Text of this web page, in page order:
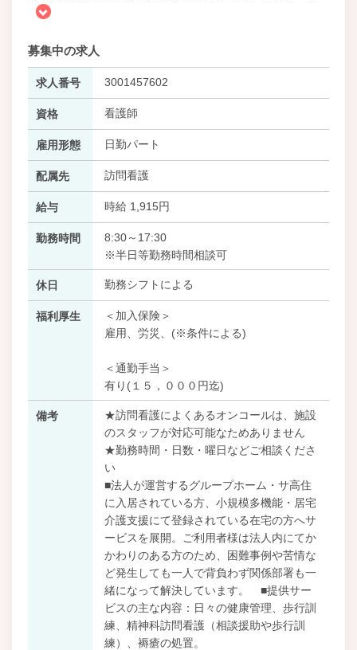
募集中の求人
求人番号 3001457602
資格 看護師
雇用形態 日勤パート
配属先 訪問看護
給与 時給 1,915円
勤務時間
8:30～17:30
※半日等勤務時間相談可
休日 勤務シフトによる
福利厚生
＜加入保険＞
雇用、労災、(※条件による)
＜通勤手当＞
有り(１５，０００円迄)
備考
★訪問看護によくあるオンコールは、施設
のスタッフが対応可能なためありません
★勤務時間・日数・曜日などご相談くださ
い
■法人が運営するグループホーム・サ高住
に入居されている方、小規模多機能・居宅
介護支援にて登録されている在宅の方へサ
ービスを展開。ご利用者様は法人内にてか
かわりのある方のため、困難事例や苦情な
ど発生しても一人で背負わず関係部署も一
緒になって解決しています。 ■提供サー
ビスの主な内容：日々の健康管理、歩行訓
練、精神科訪問看護（相談援助や歩行訓
練）、褥瘡の処置。